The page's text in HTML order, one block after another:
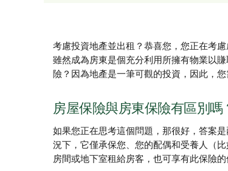
考慮投資地產並出租？恭喜您，您正在考慮
雖然成為房東是個充分利用所擁有物業以
險？因為地產是一筆可觀的投資，因此，
房屋保險與房東保險有區別嗎
如果您正在思考這個問題，那很好，答案
況下，它僅承保您、您的配偶和受養人（
房間或地下室租給房客，也可享有此保險